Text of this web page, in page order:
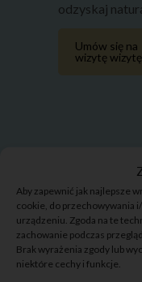
Aby zapewnić jak najlepsze
cookie, do przechowywania
urządzeniu. Zgoda na te
zachowanie podczas
Brak wyrażenia zgody lub
niektóre cechy i funkcje.
odzyskaj
Umów się na
wizytę wizytę